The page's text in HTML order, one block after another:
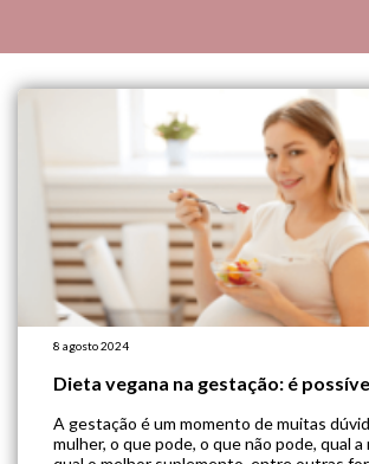
8 agosto 2024
Dieta vegana na gestação: é
A gestação é um momento de muitas
mulher, o que pode, o que não pode, qual